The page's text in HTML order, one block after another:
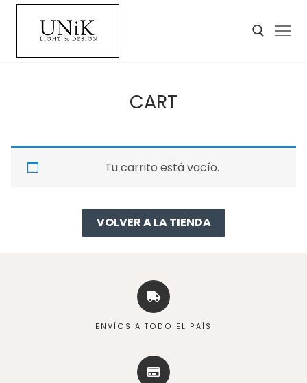
CART
Tu carrito está vacío.
VOLVER A LA TIENDA
ENVÍOS A TODO EL PAÍS